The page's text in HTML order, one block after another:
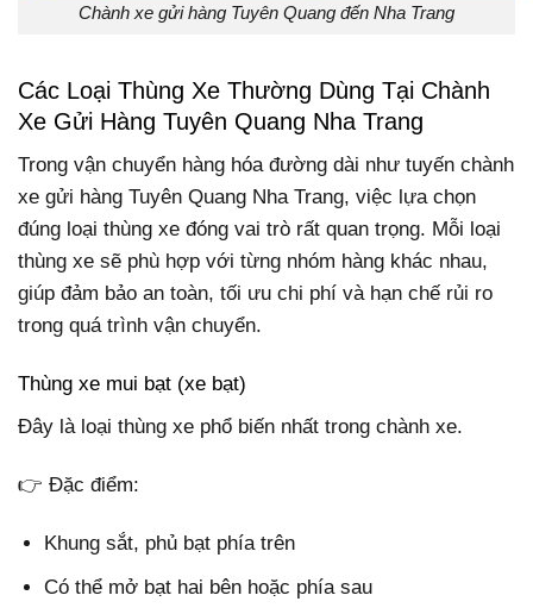
Chành xe gửi hàng Tuyên Quang đến Nha Trang
Các Loại Thùng Xe Thường Dùng Tại Chành
Xe Gửi Hàng Tuyên Quang Nha Trang
Trong vận chuyển hàng hóa đường dài như tuyến chành
xe gửi hàng Tuyên Quang Nha Trang, việc lựa chọn
đúng loại thùng xe đóng vai trò rất quan trọng. Mỗi loại
thùng xe sẽ phù hợp với từng nhóm hàng khác nhau,
giúp đảm bảo an toàn, tối ưu chi phí và hạn chế rủi ro
trong quá trình vận chuyển.
Thùng xe mui bạt (xe bạt)
Đây là loại thùng xe phổ biến nhất trong chành xe.
👉 Đặc điểm:
Khung sắt, phủ bạt phía trên
Có thể mở bạt hai bên hoặc phía sau